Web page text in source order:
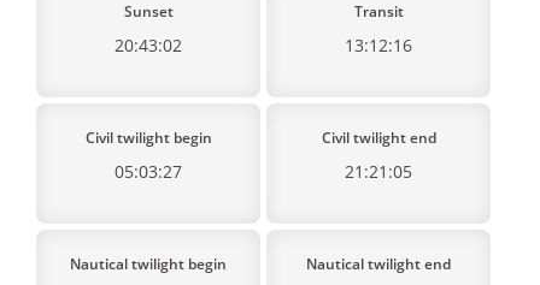
Sunset
20:43:02
Transit
13:12:16
Civil twilight begin
05:03:27
Civil twilight end
21:21:05
Nautical twilight begin Nautical twilight end